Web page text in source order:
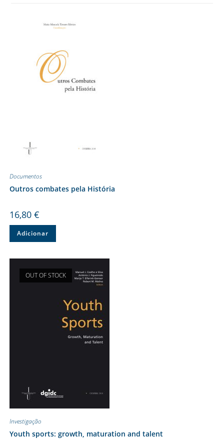
Documentos
Outros combates pela História
16,80 €
Adicionar
OUT OF STOCK
Investigação
Youth sports: growth, maturation and talent